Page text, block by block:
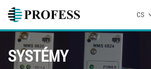
CS
SYSTÉMY